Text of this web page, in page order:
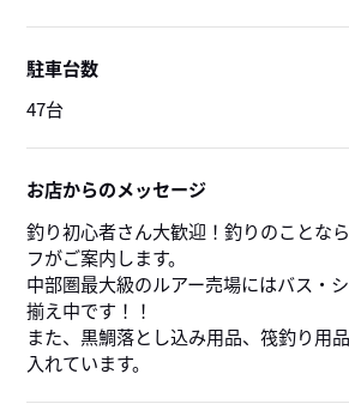
駐車台数
47台
お店からのメッセージ
釣り初心者さん大歓迎！釣りのことな
フがご案内します。
中部圏最大級のルアー売場にはバス・
揃え中です！！
また、黒鯛落とし込み用品、筏釣り用
入れています。